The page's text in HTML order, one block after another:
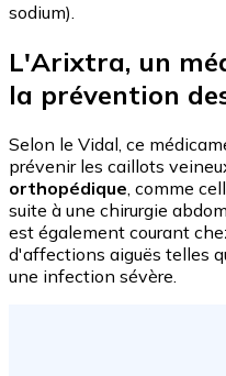
sodium).
L'Arixtra, un
la prévention
Selon le Vidal, ce
prévenir les caillots
orthopédique, comme
suite à une chirurgie
est également courant
d'affections aiguës telles
une infection sévère.